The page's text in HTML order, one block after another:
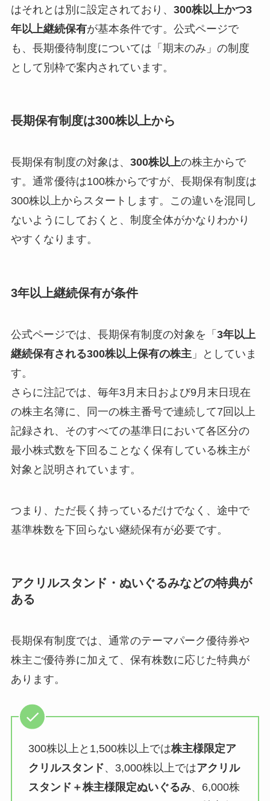
はそれとは別に設定されており、 300株以上かつ3
年以上継続保有が基本条件です。公式ページで
も、長期優待制度については「期末のみ」の制度
として別枠で案内されています。
長期保有制度は300株以上から
長期保有制度の対象は、 300株以上の株主からで
す。通常優待は100株からですが、長期保有制度は
300株以上からスタートします。この違いを混同し
ないようにしておくと、制度全体がかなりわかり
やすくなります。
3年以上継続保有が条件
公式ページでは、長期保有制度の対象を「 3年以上
継続保有される300株以上保有の株主 」としていま
す。
さらに注記では、毎年3月末日および9月末日現在
の株主名簿に、同一の株主番号で連続して7回以上
記録され、そのすべての基準日において各区分の
最小株式数を下回ることなく保有している株主が
対象と説明されています。
つまり、ただ長く持っているだけでなく、途中で
基準株数を下回らない継続保有が必要です。
アクリルスタンド・ぬいぐるみなどの特典が
ある
長期保有制度では、通常のテーマパーク優待券や
株主ご優待券に加えて、保有株数に応じた特典が
あります。
300株以上と1,500株以上では株主様限定ア
クリルスタンド、3,000株以上ではアクリル
スタンド＋株主様限定ぬいぐるみ、6,000株